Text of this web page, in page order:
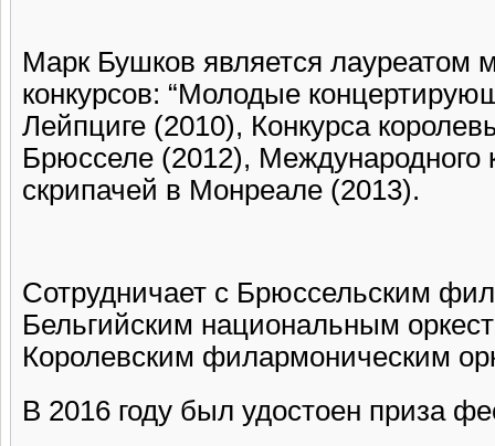
Марк Бушков является лауреатом
конкурсов: “Молодые
Лейпциге (2010), Конкурса
Брюсселе (2012), Международного
скрипачей в Монреале (2013).
Сотрудничает с Брюссельским
Бельгийским национальным
Королевским филармоническим
В 2016 году был удостоен приза